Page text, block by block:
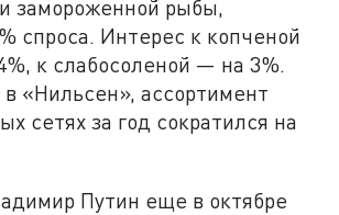
замороженной рыбы,
спроса. Интерес к копченой
к слабосоленой — на 3%.
«Нильсен», ассортимент
сетях за год сократился на
Путин еще в октябре